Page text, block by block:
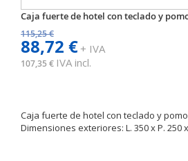
Caja fuerte de hotel con teclado y
115,25 €
88,72 €+ IVA
107,35 € IVA incl.
Caja fuerte de hotel con teclado y
Dimensiones exteriores: L. 350 x P. 250